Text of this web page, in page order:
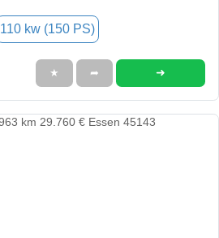
110 kw (150 PS)
★ ➦ ➜